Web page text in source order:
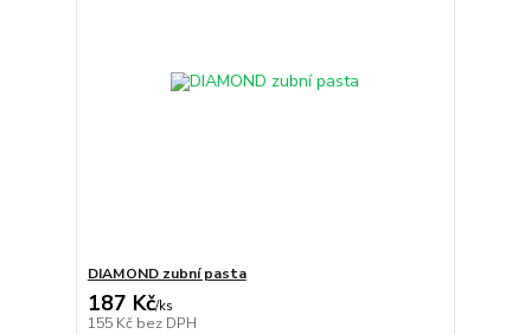
DIAMOND zubní pasta
187 Kč/ks
155 Kč bez DPH